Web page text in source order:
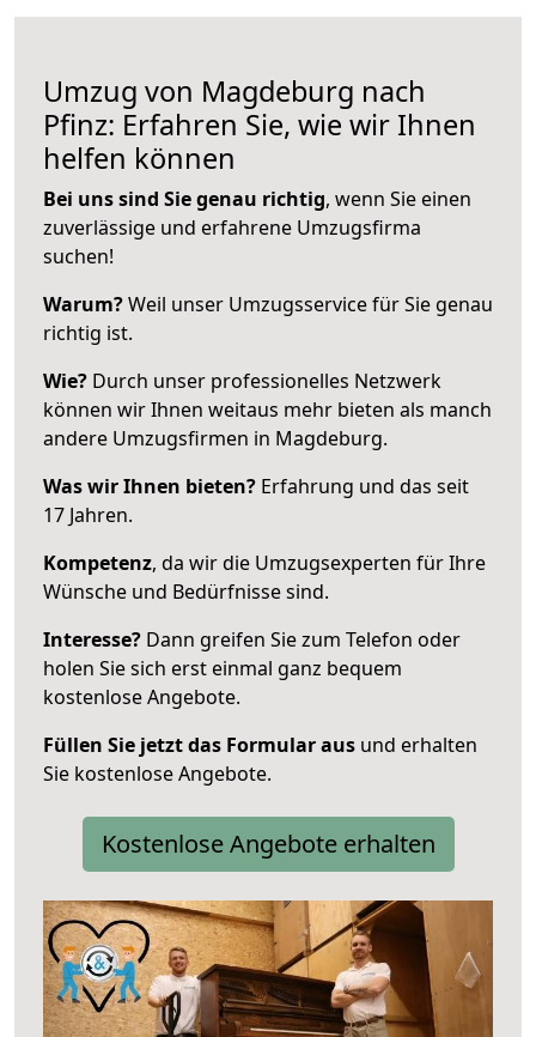
Umzug von Magdeburg nach
Pfinz: Erfahren Sie, wie wir Ihnen
helfen können
Bei uns sind Sie genau richtig, wenn Sie einen
zuverlässige und erfahrene Umzugsfirma
suchen!
Warum?Weil unser Umzugsservice für Sie genau
richtig ist.
Wie? Durch unser professionelles Netzwerk
können wir Ihnen weitaus mehr bieten als manch
andere Umzugsfirmen in Magdeburg.
Was wir Ihnen bieten? Erfahrung und das seit
17 Jahren.
Kompetenz, da wir die Umzugsexperten für Ihre
Wünsche und Bedürfnisse sind.
Interesse? Dann greifen Sie zum Telefon oder
holen Sie sich erst einmal ganz bequem
kostenlose Angebote.
Füllen Sie jetzt das Formular aus und erhalten
Sie kostenlose Angebote.
Kostenlose Angebote erhalten